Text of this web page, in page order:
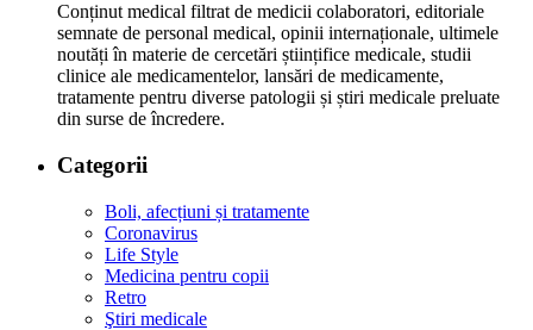
Conținut medical filtrat de medicii colaboratori, editoriale
semnate de personal medical, opinii internaționale, ultimele
noutăți în materie de cercetări științifice medicale, studii
clinice ale medicamentelor, lansări de medicamente,
tratamente pentru diverse patologii și știri medicale preluate
din surse de încredere.
Categorii
Boli, afecțiuni și tratamente
Coronavirus
Life Style
Medicina pentru copii
Retro
Ştiri medicale